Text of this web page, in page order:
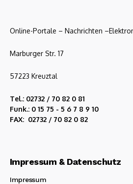
Online-Portale – Nachrichten
Marburger Str. 17
57223 Kreuztal
Tel.: 02732 / 70 82 0 81
Funk.: 0 15 75 - 5 6 7 8 9 10
FAX: 02732 / 70 82 0 82
Impressum & Datenschutz
Impressum